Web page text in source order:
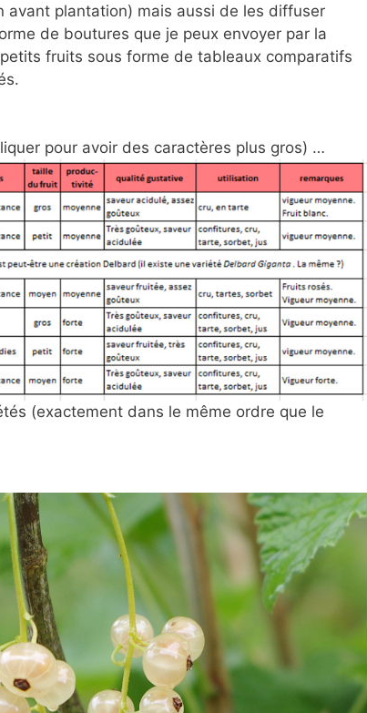
avant plantation) mais aussi de les diffuser
de boutures que je peux envoyer par la
fruits sous forme de tableaux comparatifs
pour avoir des caractères plus gros) …
(exactement dans le même ordre que le